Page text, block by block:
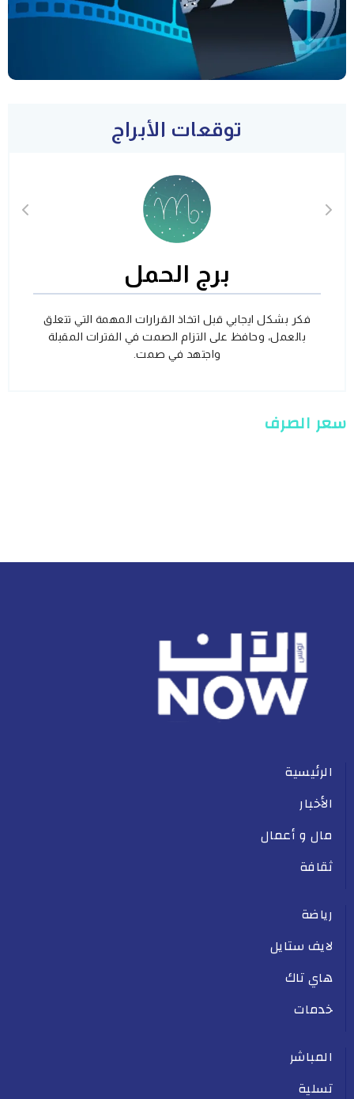
توقعات الأبراج
برج الحمل
فكر بشكل ايجابي قبل اتخاذ القرارات المهمة التي تتعلق
بالعمل، وحافظ على التزام الصمت في الفترات المقبلة
واجتهد في صمت.
سعر الصرف
الرئيسية
الأخبار
مال و أعمال
ثقافة
رياضة
لايف ستايل
هاي تاك
خدمات
المباشر
تسلية